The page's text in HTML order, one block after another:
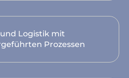
Logistik mit
Prozessen